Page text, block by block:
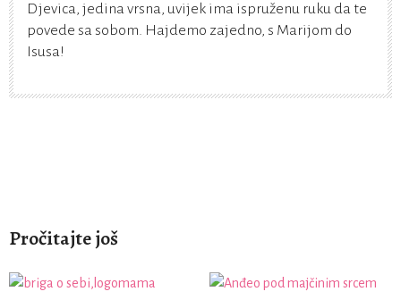
Djevica, jedina vrsna, uvijek ima ispruženu ruku da te
povede sa sobom. Hajdemo zajedno, s Marijom do
Isusa!
Pročitajte još